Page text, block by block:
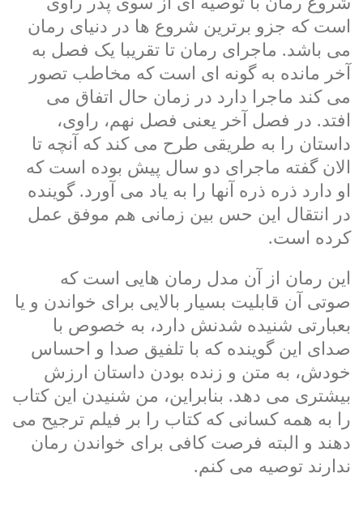
است که جزو برترین شروع ها در دنیای رمان
می باشد. ماجرای رمان تا تقریبا یک فصل به
آخر مانده به گونه ای است که مخاطب تصور
می کند ماجرا دارد در زمان حال اتفاق می
افتد. در فصل آخر یعنی فصل نهم، راوی،
داستان را به طریقی طرح می کند که آنچه تا
الان گفته ماجرای دو سال پیش بوده است که
او دارد ذره ذره آنها را به یاد می آورد. گوینده
در انتقال این حس بین زمانی هم موفق عمل
کرده است.
این رمان از آن مدل رمان هایی است که
صوتی آن قابلیت بسیار بالایی برای خواندن و یا
بعبارتی شنیده شدنش دارد، به خصوص با
صدای این گوینده که با تلفیق صدا و احساس
خودش، به متن و زنده بودن داستان ارزش
بیشتری می دهد. بنابراین، من شنیدن این کتاب
را به همه کسانی که کتاب را بر فیلم ترجیح می
دهند و البته فرصت کافی برای خواندن رمان
ندارند توصیه می کنم.